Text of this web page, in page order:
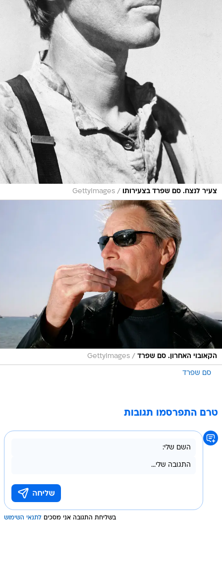
צעיר לנצח. סם שפרד בצעירותו /
GettyImages
הקאובוי האחרון. סם שפרד /
GettyImages
סם שפרד
טרם התפרסמו תגובות
בשליחת התגובה אני מסכים לתנאי השימוש